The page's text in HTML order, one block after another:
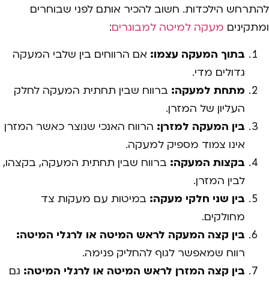
להתרחש הילכדות. חשוב להכיר אותם לפני שבוחרים
ומתקינים מעקה למיטה למבוגרים:
בתוך המעקה עצמו: אם הרווחים בין שלבי המעקה
גדולים מדי.
מתחת למעקה: ברווח שבין תחתית המעקה לחלק
העליון של המזרן.
בין המעקה למזרן: הרווח האנכי שנוצר כאשר המזרן
אינו צמוד מספיק למעקה.
בקצות המעקה: ברווח שבין תחתית המעקה, בקצהו,
לבין המזרן.
בין שני חלקי מעקה: במיטות עם מעקות צד
מחולקים.
בין קצה המעקה לראש המיטה או לרגלי המיטה:
רווח שמאפשר לגוף להחליק פנימה.
בין קצה המזרן לראש המיטה או לרגלי המיטה: גם